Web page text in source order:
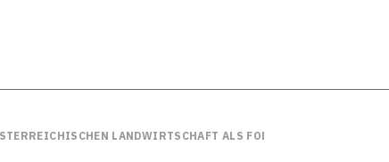
LANDWIRTSCHAFT ALS FOLGE DES EU-BEITRITTS